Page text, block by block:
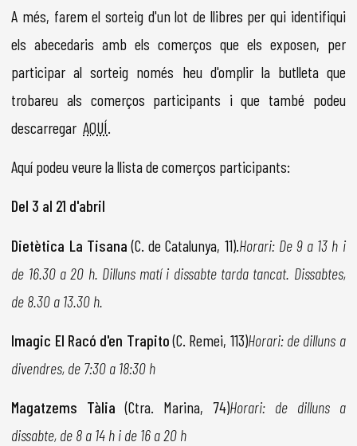
A més, farem el sorteig d'un lot de llibres per qui identifiqui
els abecedaris amb els comerços que els exposen, per
participar al sorteig només heu d'omplir la butlleta que
trobareu als comerços participants i que també podeu
descarregarAQUÍ
Aquí podeu veure la llista de comerços participants:
Del 3 al 21 d'abril
Dietètica La Tisana(C. de Catalunya, 11).Horari: De 9 a 13 h i
de 16.30 a 20 h. Dilluns matí i dissabte tarda tancat. Dissabtes,
de 8.30 a 13.30 h.
Imagic El Racó d'en Trapito(C. Remei, 113)Horari: de dilluns a
divendres, de 7:30 a 18:30 h
Magatzems Tàlia (Ctra. Marina, 74)Horari: de dilluns a
dissabte, de 8 a 14 h i de 16 a 20 h